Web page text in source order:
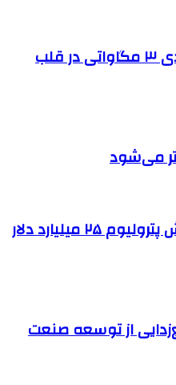
ساخت نیروگاه خورشیدی ۳ مگاواتی در قلب
می‌شود
قرارداد بزرگ عراق؛ بریتیش پترولیوم ۲۵ میلیارد دلار
از توسعه صنعت